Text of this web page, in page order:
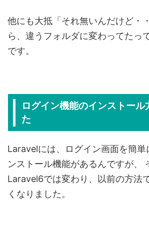
他にも大抵「それ無いんだけど・
ら、違うフォルダに変わってたっ
です。
ログイン機能のインストール
た
Laravelには、ログイン画面を簡単
ンストール機能があるんですが、
Laravel6では変わり、以前の方法
くなりました。